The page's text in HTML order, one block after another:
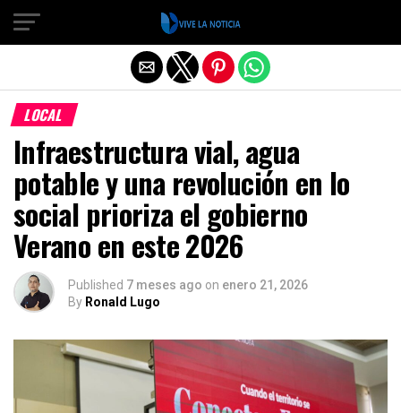
LOCAL
Infraestructura vial, agua
potable y una revolución en lo
social prioriza el gobierno
Verano en este 2026
Published 7 meses ago on enero 21, 2026
By Ronald Lugo
Salir de la versión móvil